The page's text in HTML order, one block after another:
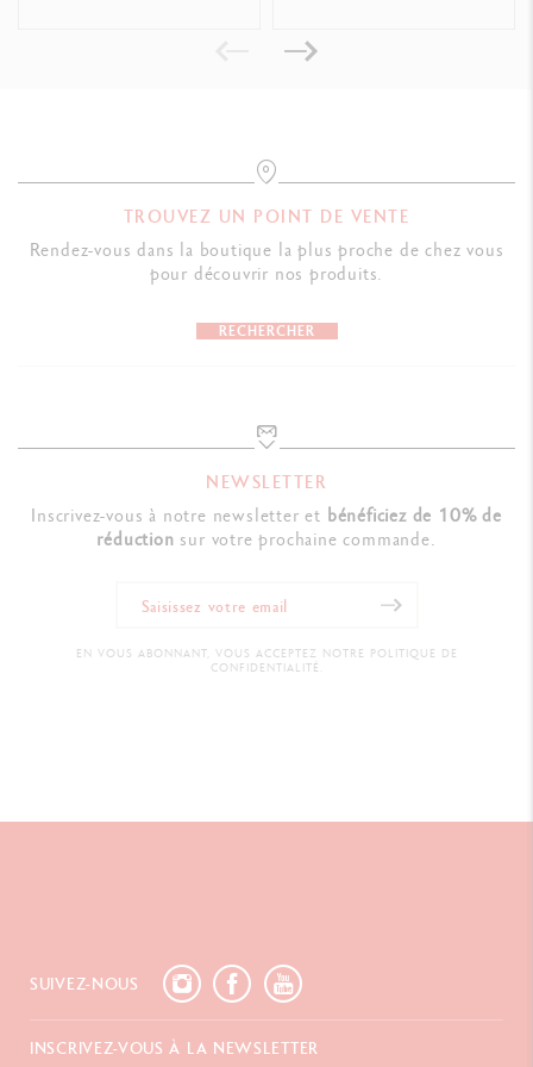
PACKAGING
Poids : 0.252 kg
Garantie & Mode d'emploi inclus dans l'écrin
NORMES LÉGALES
Swiss Made
4789.289
TROUVEZ UN POINT DE VENTE
Rendez-vous dans la boutique la plus proche de chez vous
pour découvrir nos produits.
RECHERCHER
NEWSLETTER
Inscrivez-vous à notre newsletter et bénéficiez de 10% de
réduction sur votre prochaine commande.
EN VOUS ABONNANT, VOUS ACCEPTEZ NOTRE POLITIQUE DE
CONFIDENTIALITÉ.
SUIVEZ-NOUS
INSCRIVEZ-VOUS À LA NEWSLETTER